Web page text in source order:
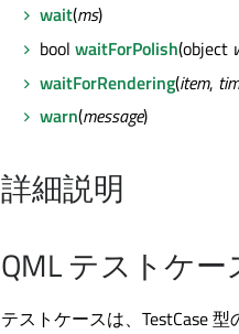
wait(ms)
bool waitForPolish(object
waitForRendering(item,
warn(message)
詳細説明
QML テストケー
テストケースは、TestCase